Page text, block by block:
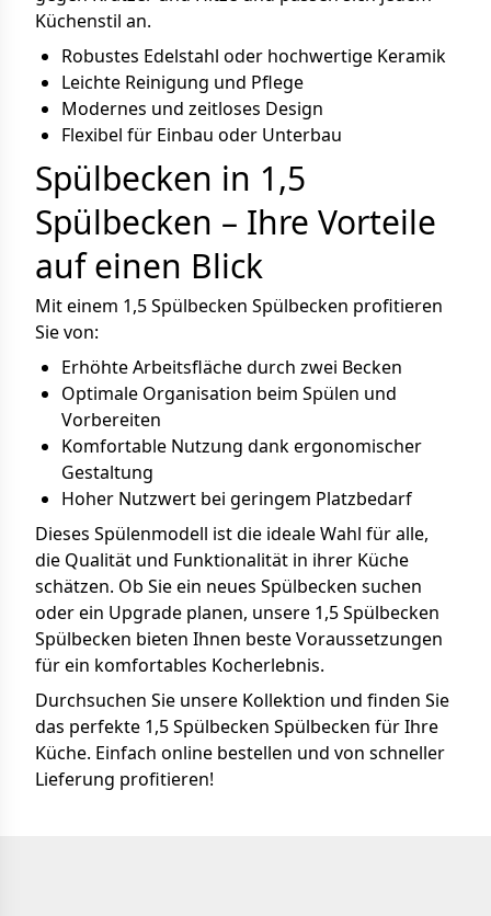
Küchenstil an.
Robustes Edelstahl oder hochwertige Keramik
Leichte Reinigung und Pflege
Modernes und zeitloses Design
Flexibel für Einbau oder Unterbau
Spülbecken in 1,5
Spülbecken – Ihre Vorteile
auf einen Blick
Mit einem 1,5 Spülbecken Spülbecken profitieren
Sie von:
Erhöhte Arbeitsfläche durch zwei Becken
Optimale Organisation beim Spülen und
Vorbereiten
Komfortable Nutzung dank ergonomischer
Gestaltung
Hoher Nutzwert bei geringem Platzbedarf
Dieses Spülenmodell ist die ideale Wahl für alle,
die Qualität und Funktionalität in ihrer Küche
schätzen. Ob Sie ein neues Spülbecken suchen
oder ein Upgrade planen, unsere 1,5 Spülbecken
Spülbecken bieten Ihnen beste Voraussetzungen
für ein komfortables Kocherlebnis.
Durchsuchen Sie unsere Kollektion und finden Sie
das perfekte 1,5 Spülbecken Spülbecken für Ihre
Küche. Einfach online bestellen und von schneller
Lieferung profitieren!